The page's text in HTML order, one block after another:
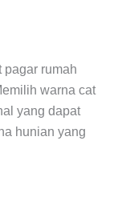
pagar rumah
warna cat
yang dapat
hunian yang